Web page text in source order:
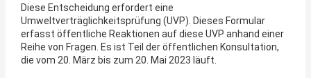
Diese Entscheidung erfordert eine
Umweltverträglichkeitsprüfung (UVP). Dieses Formular
erfasst öffentliche Reaktionen auf diese UVP anhand einer
Reihe von Fragen. Es ist Teil der öffentlichen Konsultation,
die vom 20. März bis zum 20. Mai 2023 läuft.